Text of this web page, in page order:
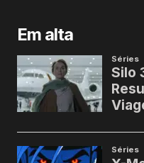
Em alta